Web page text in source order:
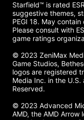
Starfield™ is rated
suggestive themes,
PEGI 18. May
Please consult with
game ratings
© 2023 ZeniMax
Game Studios,
logos are registered
Media Inc. in the
Reserved.
© 2023 Advanced
AMD, the AMD Arrow